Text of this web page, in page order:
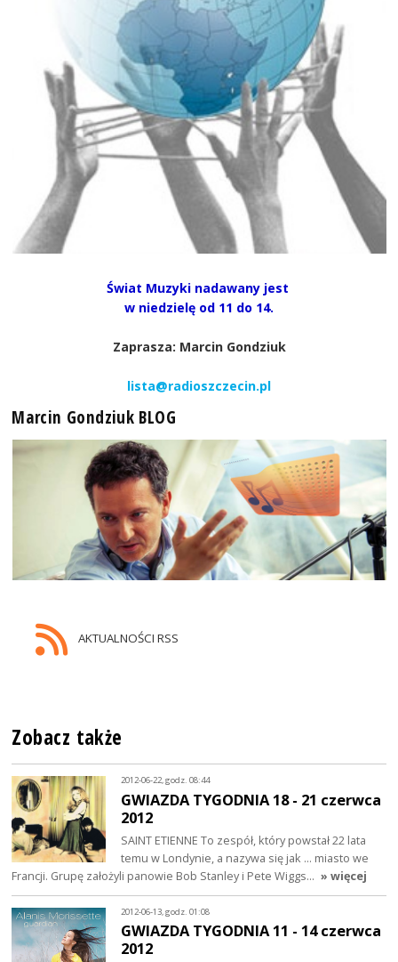
Świat Muzyki nadawany jest
w niedzielę od 11 do 14.
Zaprasza: Marcin Gondziuk
lista@radioszczecin.pl
Marcin Gondziuk BLOG
AKTUALNOŚCI RSS
Zobacz także
2012-06-22, godz. 08:44
GWIAZDA TYGODNIA 18 - 21 czerwca
2012
SAINT ETIENNE To zespół, który powstał 22 lata
temu w Londynie, a nazywa się jak ... miasto we
Francji. Grupę założyli panowie Bob Stanley i Pete Wiggs… » więcej
2012-06-13, godz. 01:08
GWIAZDA TYGODNIA 11 - 14 czerwca
2012